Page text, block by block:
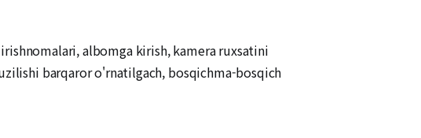
albomga kirish, kamera ruxsatini
barqaror o'rnatilgach, bosqichma-bosqich